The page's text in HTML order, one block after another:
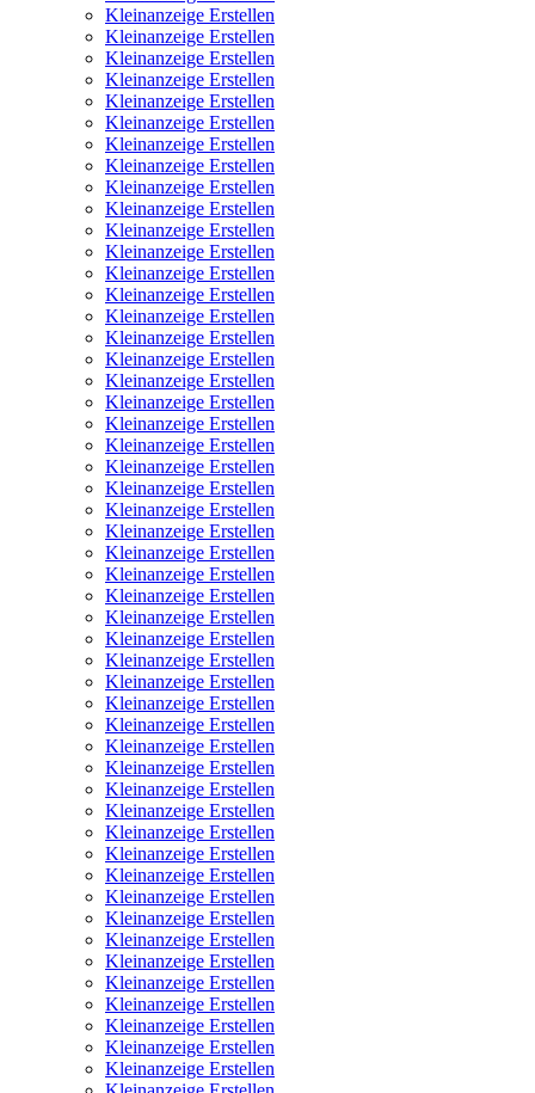
Kleinanzeige Erstellen
Kleinanzeige Erstellen
Kleinanzeige Erstellen
Kleinanzeige Erstellen
Kleinanzeige Erstellen
Kleinanzeige Erstellen
Kleinanzeige Erstellen
Kleinanzeige Erstellen
Kleinanzeige Erstellen
Kleinanzeige Erstellen
Kleinanzeige Erstellen
Kleinanzeige Erstellen
Kleinanzeige Erstellen
Kleinanzeige Erstellen
Kleinanzeige Erstellen
Kleinanzeige Erstellen
Kleinanzeige Erstellen
Kleinanzeige Erstellen
Kleinanzeige Erstellen
Kleinanzeige Erstellen
Kleinanzeige Erstellen
Kleinanzeige Erstellen
Kleinanzeige Erstellen
Kleinanzeige Erstellen
Kleinanzeige Erstellen
Kleinanzeige Erstellen
Kleinanzeige Erstellen
Kleinanzeige Erstellen
Kleinanzeige Erstellen
Kleinanzeige Erstellen
Kleinanzeige Erstellen
Kleinanzeige Erstellen
Kleinanzeige Erstellen
Kleinanzeige Erstellen
Kleinanzeige Erstellen
Kleinanzeige Erstellen
Kleinanzeige Erstellen
Kleinanzeige Erstellen
Kleinanzeige Erstellen
Kleinanzeige Erstellen
Kleinanzeige Erstellen
Kleinanzeige Erstellen
Kleinanzeige Erstellen
Kleinanzeige Erstellen
Kleinanzeige Erstellen
Kleinanzeige Erstellen
Kleinanzeige Erstellen
Kleinanzeige Erstellen
Kleinanzeige Erstellen
Kleinanzeige Erstellen